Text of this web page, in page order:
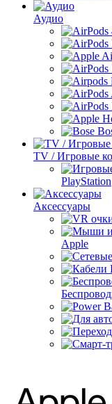
Аудио
TV / Игровые
PlayStation
Аксессуары
Apple